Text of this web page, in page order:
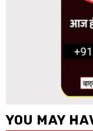
YOU MAY